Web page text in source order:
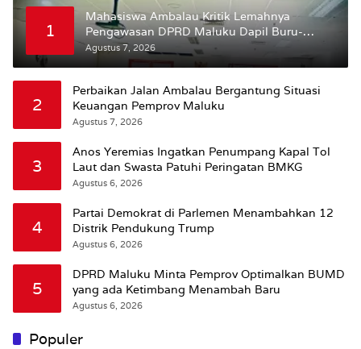
1
Mahasiswa Ambalau Kritik Lemahnya
Pengawasan DPRD Maluku Dapil Buru-
Bursel Terhadap Proses Perubahan Status
Jalan
Agustus 7, 2026
2
Perbaikan Jalan Ambalau Bergantung Situasi
Keuangan Pemprov Maluku
Agustus 7, 2026
3
Anos Yeremias Ingatkan Penumpang Kapal Tol
Laut dan Swasta Patuhi Peringatan BMKG
Agustus 6, 2026
4
Partai Demokrat di Parlemen Menambahkan 12
Distrik Pendukung Trump
Agustus 6, 2026
5
DPRD Maluku Minta Pemprov Optimalkan BUMD
yang ada Ketimbang Menambah Baru
Agustus 6, 2026
Populer